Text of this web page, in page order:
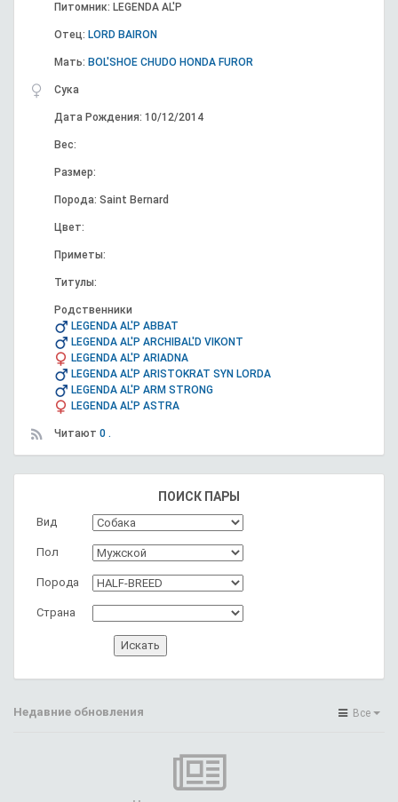
Питомник: LEGENDA AL'P
Отец: LORD BAIRON
Мать: BOL'SHOE CHUDO HONDA FUROR
Сука
Дата Рождения: 10/12/2014
Вес:
Размер:
Порода: Saint Bernard
Цвет:
Приметы:
Титулы:
Родственники
LEGENDA AL'P ABBAT
LEGENDA AL'P ARCHIBAL'D VIKONT
LEGENDA AL'P ARIADNA
LEGENDA AL'P ARISTOKRAT SYN LORDA
LEGENDA AL'P ARM STRONG
LEGENDA AL'P ASTRA
Читают 0 .
ПОИСК ПАРЫ
Вид
Пол
Порода
Страна
Недавние обновления Все